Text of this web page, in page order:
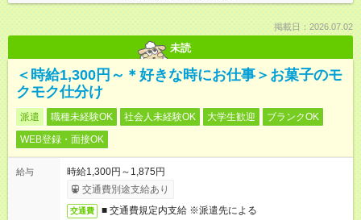
掲載日：2026.07.02
未読
＜時給1,300円～＊好きな時にお仕事＞お菓子のモ
クモク仕分け
派遣 職種未経験OK 社会人未経験OK 大学生歓迎
ブランクOK
WEB登録・面接OK
給与
時給1,300円～1,875円
交通費別途支給あり
交通費 ■ 交通費規定内支給 ※派遣先による